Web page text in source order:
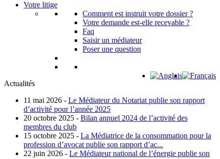
Votre litige
Comment est instruit votre dossier ?
Votre demande est-elle recevable ?
Faq
Saisir un médiateur
Poser une question
Actualités
11 mai 2026 - Le Médiateur du Notariat publie son rapport
d’activité pour l’année 2025
20 octobre 2025 - Bilan annuel 2024 de l’activité des
membres du club
15 octobre 2025 - La Médiatrice de la consommation pour la
profession d’avocat publie son rapport d’ac...
22 juin 2026 - Le Médiateur national de l’énergie publie son